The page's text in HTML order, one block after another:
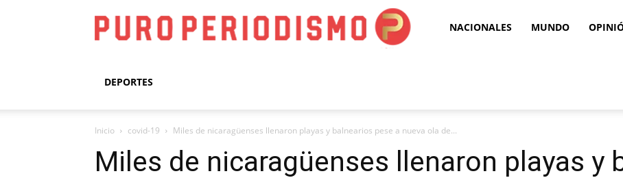
Puro NACIONALES MUNDO
DEPORTES
Inicio covid-19 Miles de nicaragüenses llenaron playas y balnearios pese a nueva ola de...
Miles de nicaragüenses llenaron playas y